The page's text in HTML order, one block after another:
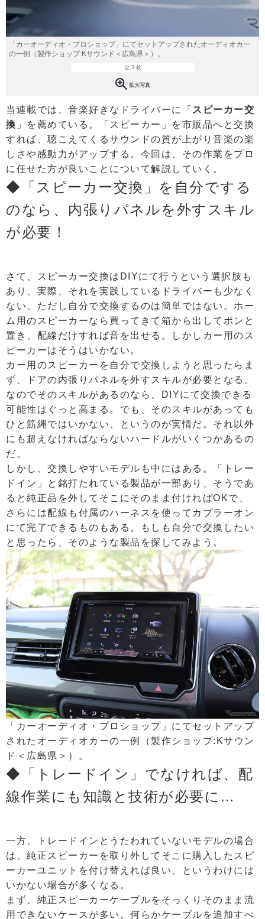
「カーオーディオ・プロショップ」にてセットアップされたオーディオカー
の一例（製作ショップ:Kサウンド＜広島県＞）。
全 3 枚
拡大写真
当連載では、音楽好きなドライバーに「 スピーカー交
換 」を薦めている。「スピーカー」を市販品へと交換
すれば、聴こえてくるサウンドの質が上がり音楽の楽
しさや感動力がアップする。今回は、その作業をプロ
に任せた方が良いことについて解説していく。
◆「スピーカー交換」を自分でする
のなら、内張りパネルを外すスキル
が必要！
さて、スピーカー交換はDIYにて行うという選択肢も
あり、実際、それを実践しているドライバーも少なく
ない。ただし自分で交換するのは簡単ではない。ホー
ム用のスピーカーなら買ってきて箱から出してポンと
置き、配線だけすれば音を出せる。しかしカー用のス
ピーカーはそうはいかない。
カー用のスピーカーを自分で交換しようと思ったらま
ず、ドアの内張りパネルを外すスキルが必要となる。
なのでそのスキルがあるのなら、DIYにて交換できる
可能性はぐっと高まる。でも、そのスキルがあっても
ひと筋縄ではいかない、というのが実情だ。それ以外
にも超えなければならないハードルがいくつかあるの
だ。
しかし、交換しやすいモデルも中にはある。「トレー
ドイン」と銘打たれている製品が一部あり、そうであ
ると純正品を外してそこにそのまま付ければOKで、
さらには配線も付属のハーネスを使ってカプラーオン
にて完了できるものもある。もしも自分で交換したい
と思ったら、そのような製品を探してみよう。
「カーオーディオ・プロショップ」にてセットアップ
されたオーディオカーの一例（製作ショップ:Kサウン
ド＜広島県＞）。
◆「トレードイン」でなければ、配
線作業にも知識と技術が必要に…
一方、トレードインとうたわれていないモデルの場合
は、純正スピーカーを取り外してそこに購入したスピ
ーカーユニットを付け替えれば良い、というわけには
いかない場合が多くなる。
まず、純正スピーカーケーブルをそっくりそのまま流
用できないケースが多い。何らかケーブルを追加すべ